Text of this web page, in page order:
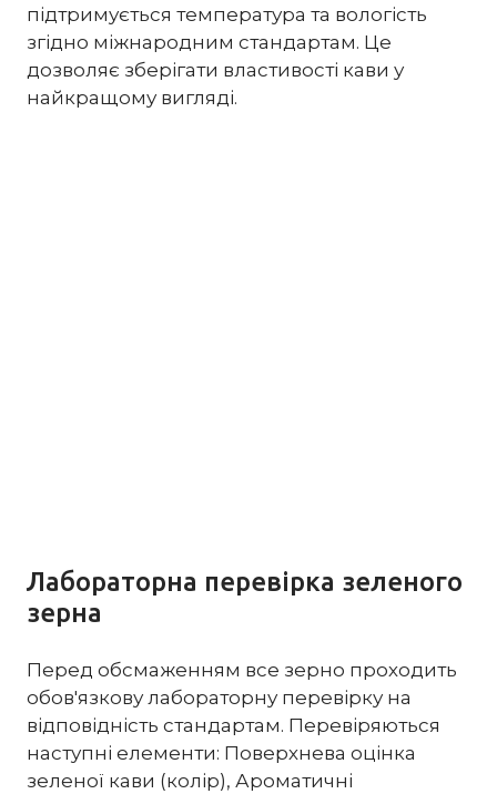
підтримується температура та вологість
згідно міжнародним стандартам. Це
дозволяє зберігати властивості кави у
найкращому вигляді.
Лабораторна перевірка зеленого
зерна
Перед обсмаженням все зерно проходить
обов'язкову лабораторну перевірку на
відповідність стандартам. Перевіряються
наступні елементи: Поверхнева оцінка
зеленої кави (колір), Ароматичні